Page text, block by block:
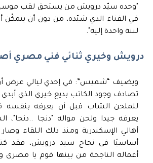
"وحده سيّد درويش من يستحق لقب
في الفناء الذي شيّده، من دون أن يتمكّن
لبنة واحدة إليه".
درويش وخيري ثنائي فني مصري
ويضيف “شميس”: في إحدي ليالي عرض
تصادف وجود الكاتب بديع خيري الذي
للملحن الشاب قبل أن يعرفه بنفسه
يعرفه جيدا ولحن مواله "دنجا ..دنجا"،
أهالي الإسكندرية ومنذ ذلك اللقاء
أساسيًا فى نجاح سيد درويش، فقد
أعماله الناجحة من بينها قوم يا مصرى